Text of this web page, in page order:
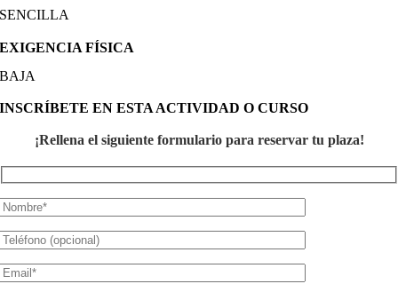
SENCILLA
EXIGENCIA FÍSICA
BAJA
INSCRÍBETE EN ESTA ACTIVIDAD O CURSO
¡Rellena el siguiente formulario para reservar tu plaza!